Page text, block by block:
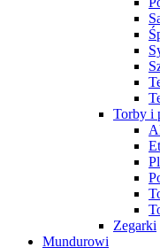
Torby i
Zegarki
Mundurowi